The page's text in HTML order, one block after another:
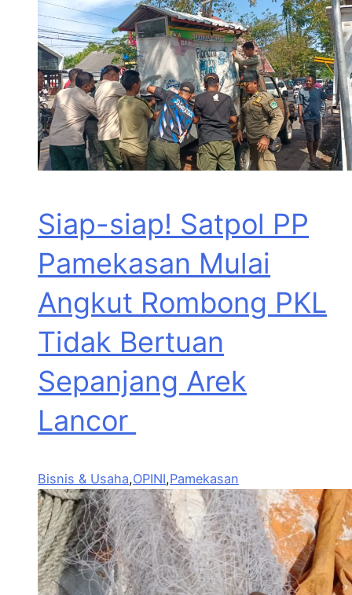
Siap-siap! Satpol PP
Pamekasan Mulai
Angkut Rombong PKL
Tidak Bertuan
Sepanjang Arek
Lancor
Bisnis & Usaha,OPINI,Pamekasan